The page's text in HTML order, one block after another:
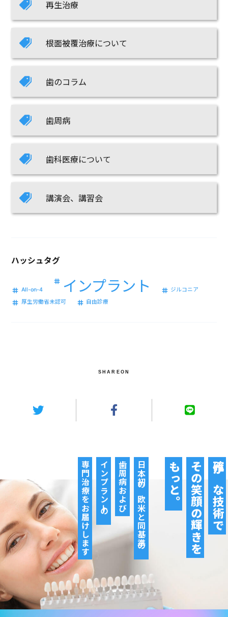
再生治療
根面被覆治療について
歯のコラム
歯周病
歯科医療について
講演会、講習会
ハッシュタグ
All-on-4 インプラント
ジルコニア
厚生労働省未認可
自由診療
SHAREON
確かな技術で
その笑顔の輝きを
もっと。
日本初の欧米と同基準の
歯周病および
インプラントの
専門治療をお届けします